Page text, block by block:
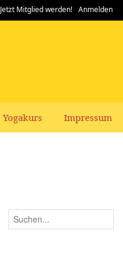
Jetzt Mitglied werden! Anmelden
Yogakurs Impressum